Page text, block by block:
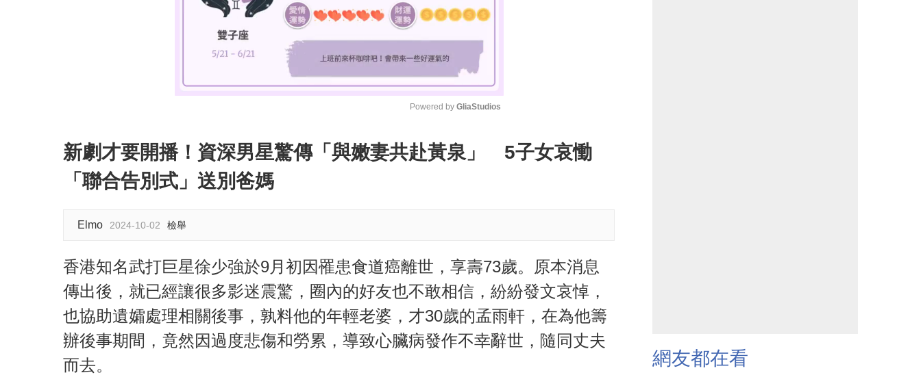
M
u
Powered by GliaStudios
新劇才要開播！資深男星驚傳「與嫩妻共赴黃泉」 5子女哀慟
「聯合告別式」送別爸媽
Elmo 2024-10-02 檢舉
香港知名武打巨星徐少強於9月初因罹患食道癌離世，享壽73歲。原本消息
傳出後，就已經讓很多影迷震驚，圈內的好友也不敢相信，紛紛發文哀悼，
也協助遺孀處理相關後事，孰料他的年輕老婆，才30歲的孟雨軒，在為他籌
辦後事期間，竟然因過度悲傷和勞累，導致心臟病發作不幸辭世，隨同丈夫
而去。
網友都在看